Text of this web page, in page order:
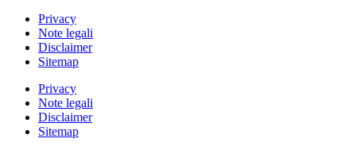
Privacy
Note legali
Disclaimer
Sitemap
Privacy
Note legali
Disclaimer
Sitemap